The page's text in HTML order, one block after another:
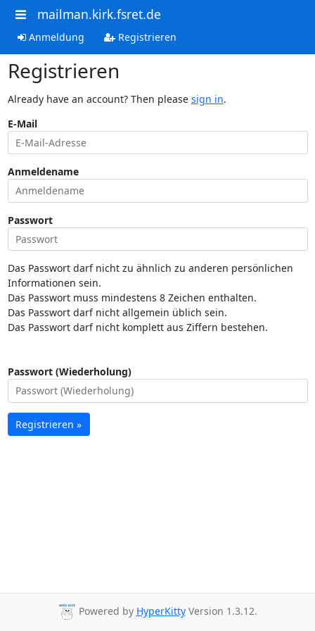
mailman.kirk.fsret.de
Anmeldung Registrieren
Registrieren
Already have an account? Then please sign in.
E-Mail
Anmeldename
Passwort
Das Passwort darf nicht zu ähnlich zu anderen persönlichen
Informationen sein.
Das Passwort muss mindestens 8 Zeichen enthalten.
Das Passwort darf nicht allgemein üblich sein.
Das Passwort darf nicht komplett aus Ziffern bestehen.
Passwort (Wiederholung)
Registrieren »
Powered by HyperKittyVersion 1.3.12.